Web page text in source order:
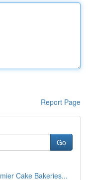
Report Page
Go
Cake Bakeries...